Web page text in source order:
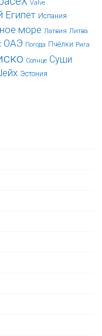
Valve
Египет Испания
море Латвия Литва
ОАЭ Погода Пчёлки Рига
Солнце Суши
Эстония